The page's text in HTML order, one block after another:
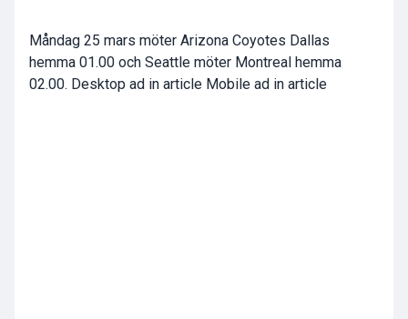
Måndag 25 mars möter Arizona Coyotes Dallas
hemma 01.00 och Seattle möter Montreal hemma
02.00. Desktop ad in article Mobile ad in article